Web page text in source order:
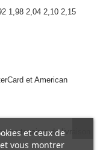
1,98 2,04 2,10 2,15
et American
partenaires de livraison
et ceux de
vous montrer